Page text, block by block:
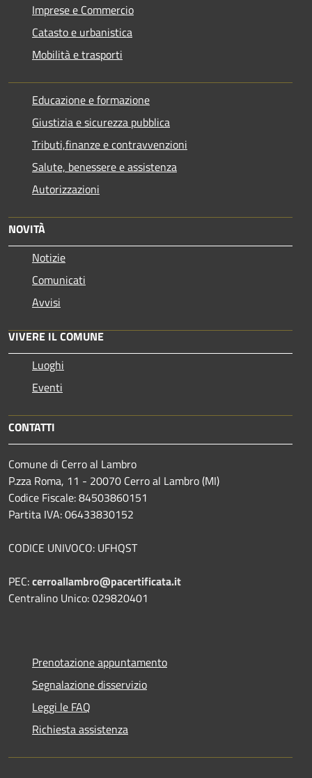
Imprese e Commercio
Catasto e urbanistica
Mobilità e trasporti
Educazione e formazione
Giustizia e sicurezza pubblica
Tributi,finanze e contravvenzioni
Salute, benessere e assistenza
Autorizzazioni
NOVITÀ
Notizie
Comunicati
Avvisi
VIVERE IL COMUNE
Luoghi
Eventi
CONTATTI
Comune di Cerro al Lambro
P.zza Roma, 11 - 20070 Cerro al Lambro (MI)
Codice Fiscale: 84503860151
Partita IVA: 06433830152
CODICE UNIVOCO: UFHQST
PEC:cerroallambro@pacertificata.it
Centralino Unico: 029820401
Prenotazione appuntamento
Segnalazione disservizio
Leggi le FAQ
Richiesta assistenza